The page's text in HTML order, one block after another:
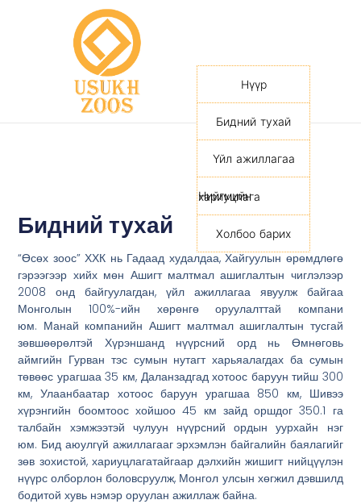
Нүүр
Бидний тухай
Үйл ажиллагаа
Нийгмийн хариуцлага
Холбоо барих
Бидний тухай
“Өсөх зоос” ХХК нь Гадаад худалдаа, Хайгуулын өрөмдлөгө
гэрээгээр хийх мөн Ашигт малтмал ашиглалтын чиглэлээр
2008 онд байгуулагдан, үйл ажиллагаа явуулж байгаа
Монголын 100%-ийн хөрөнгө оруулалттай компани
юм. Манай компанийн Ашигт малтмал ашиглалтын тусгай
зөвшөөрөлтэй Хүрэншанд нүүрсний орд нь Өмнөговь
аймгийн Гурван тэс сумын нутагт харьяалагдах ба сумын
төвөөс урагшаа 35 км, Даланзадгад хотоос баруун тийш 300
км, Улаанбаатар хотоос баруун урагшаа 850 км, Шивээ
хүрэнгийн боомтоос хойшоо 45 км зайд оршдог 350.1 га
талбайн хэмжээтэй чулуун нүүрсний ордын уурхайн нэг
юм. Бид аюулгүй ажиллагааг эрхэмлэн байгалийн баялагийг
зөв зохистой, хариуцлагатайгаар дэлхийн жишигт нийцүүлэн
нүүрс олборлон боловсруулж, Монгол улсын хөгжил дэвшилд
бодитой хувь нэмэр оруулан ажиллаж байна.